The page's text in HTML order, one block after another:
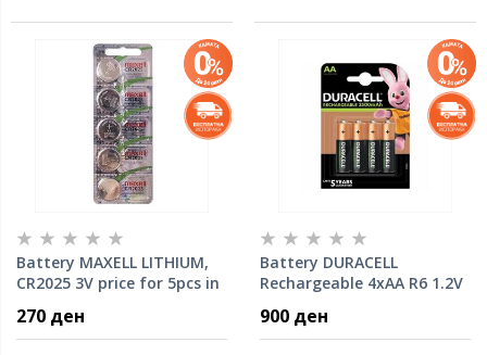
Battery MAXELL LITHIUM,
CR2025 3V price for 5pcs in
270 ден
Battery DURACELL
Rechargeable 4xAA R6 1.2V
blister
900 ден